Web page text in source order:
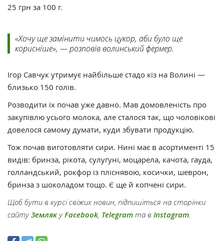
25 грн за 100 г.
«Хочу ще замінити чимось цукор, аби було ще
корисніше», — розповів волинський фермер.
Ігор Савчук утримує найбільше стадо кіз на Волині —
близько 150 голів.
Розводити їх почав уже давно. Мав домовленість про
закупівлю усього молока, але сталося так, що чоловікові
довелося самому думати, куди збувати продукцію.
Тож почав виготовляти сири. Нині має в асортименті 15
видів: бринза, рікота, сулугуні, моцарела, качота, гауда,
голландський, рокфор із пліснявою, косички, шеврон,
бринза з шоколадом тощо. Є ще й копчені сири.
Щоб бути в курсі свіжих новин, підпишіться на сторінки
сайтуЗемлякуFacebook, Telegram та в Instagram